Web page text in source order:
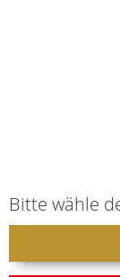
Bitte wähle